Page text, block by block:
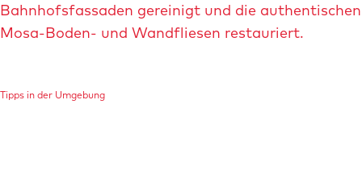
Bahnhofsfassaden gereinigt und die authentischen
Mosa-Boden- und Wandfliesen restauriert.
Tipps in der Umgebung